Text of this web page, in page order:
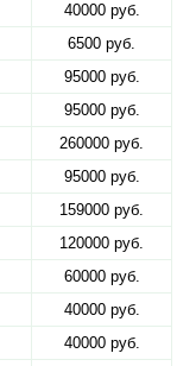
40000 руб.
6500 руб.
95000 руб.
95000 руб.
260000 руб.
95000 руб.
159000 руб.
120000 руб.
60000 руб.
40000 руб.
40000 руб.